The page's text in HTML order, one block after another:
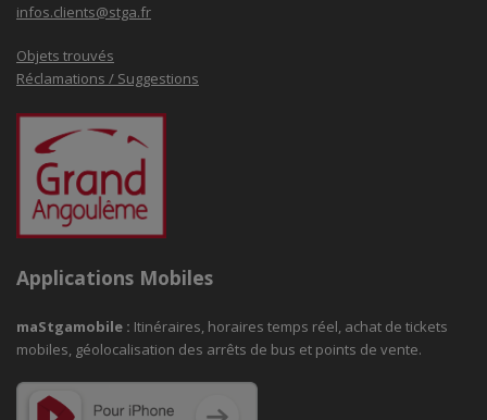
infos.clients@stga.fr
Objets trouvés
Réclamations / Suggestions
Applications Mobiles
maStgamobile : Itinéraires, horaires temps réel, achat de tickets
mobiles, géolocalisation des arrêts de bus et points de vente.